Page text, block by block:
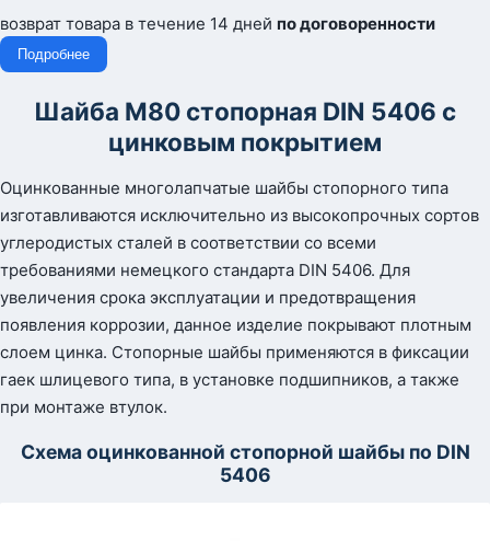
возврат товара в течение 14 дней по договоренности
Подробнее
Шайба М80 стопорная DIN 5406 с
цинковым покрытием
Оцинкованные многолапчатые шайбы стопорного типа
изготавливаются исключительно из высокопрочных сортов
углеродистых сталей в соответствии со всеми
требованиями немецкого стандарта DIN 5406. Для
увеличения срока эксплуатации и предотвращения
появления коррозии, данное изделие покрывают плотным
слоем цинка. Стопорные шайбы применяются в фиксации
гаек шлицевого типа, в установке подшипников, а также
при монтаже втулок.
Схема оцинкованной стопорной шайбы по DIN
5406